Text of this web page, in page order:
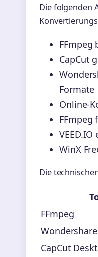
Die folgenden
CapCut
Formate
Online-
WinX
Die
FFmpeg
CapCut